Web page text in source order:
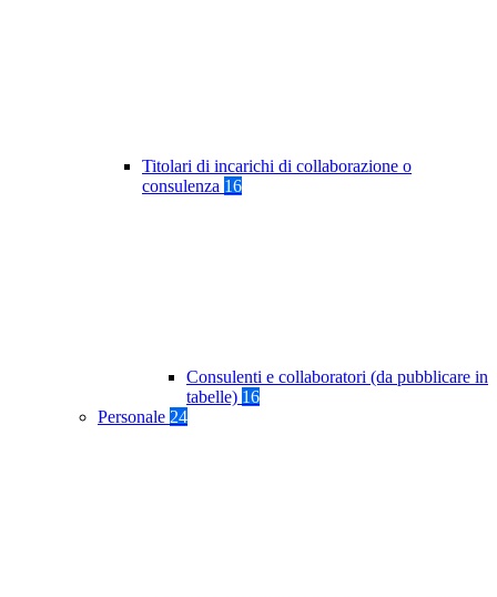
Titolari di incarichi di collaborazione o
consulenza 16
Consulenti e collaboratori (da pubblicare in
tabelle) 16
Personale 24